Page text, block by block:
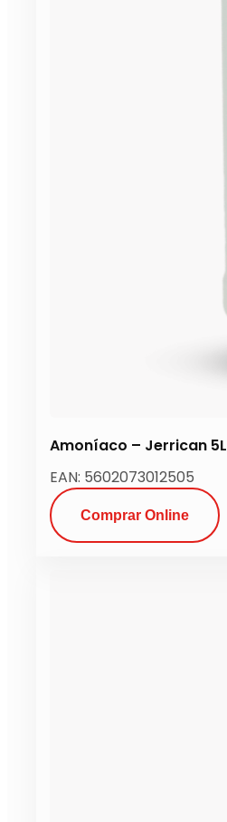
Amoníaco – Jerrican 5L
EAN: 5602073012505
Comprar Online